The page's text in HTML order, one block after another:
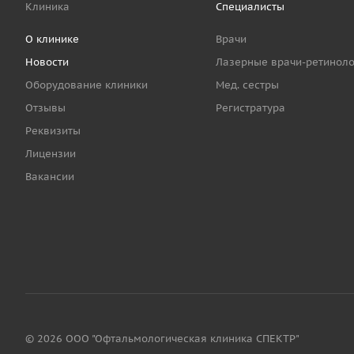
Клиника
О клинике
Новости
Оборудование клиники
Отзывы
Реквизиты
Лицензии
Вакансии
Специалисты
Врачи
Лазерные врачи-
Мед. сестры
Регистратура
© 2026 ООО "Офтальмологическая клиника СПЕКТР"